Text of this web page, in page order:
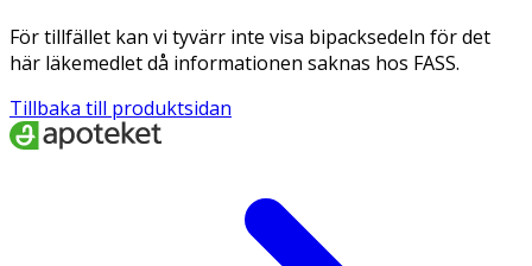
För tillfället kan vi tyvärr inte visa bipacksedeln för det
här läkemedlet då informationen saknas hos FASS.
Tillbaka till produktsidan